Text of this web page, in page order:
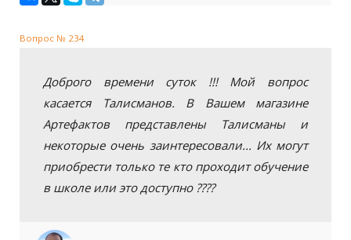
Вопрос № 234
Доброго времени суток !!! Мой вопрос
касается Талисманов. В Вашем магазине
Артефактов представлены Талисманы и
некоторые очень заинтересовали... Их могут
приобрести только те кто проходит обучение
в школе или это доступно ????